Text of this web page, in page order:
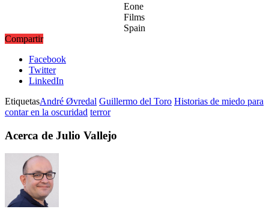
Eone
Films
Spain
Compartir
Facebook
Twitter
LinkedIn
EtiquetasAndré Øvredal Guillermo del Toro Historias de miedo para
contar en la oscuridad terror
Acerca de Julio Vallejo